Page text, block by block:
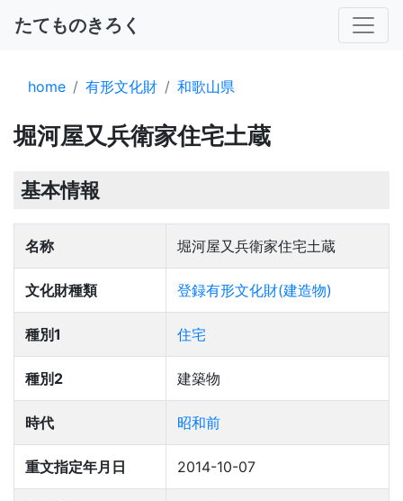
たてものきろく
home 有形文化財 和歌山県
堀河屋又兵衛家住宅土蔵
基本情報
名称 堀河屋又兵衛家住宅土蔵
文化財種類 登録有形文化財(建造物)
種別1 住宅
種別2 建築物
時代 昭和前
重文指定年月日 2014-10-07